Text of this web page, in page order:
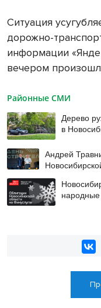
Ситуация
дорожно-
информации
вечером
Районные СМИ
Дерево
в
Андрей
коллектив
народные